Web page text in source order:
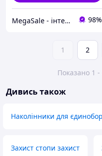
MegaSale - інтернет-супермаркет 98%
1 2
Показано 1 -
Дивись також
Наколінники для
Захист стопи захист